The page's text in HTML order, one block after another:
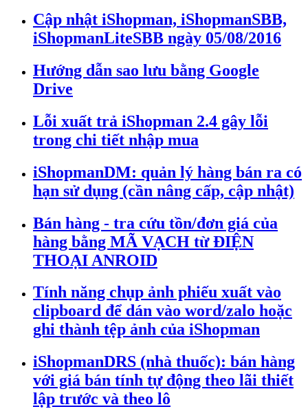
Cập nhật iShopman, iShopmanSBB,
iShopmanLiteSBB ngày 05/08/2016
Hướng dẫn sao lưu bằng Google
Drive
Lỗi xuất trả iShopman 2.4 gây lỗi
trong chi tiết nhập mua
iShopmanDM: quản lý hàng bán ra có
hạn sử dụng (cần nâng cấp, cập nhật)
Bán hàng - tra cứu tồn/đơn giá của
hàng bằng MÃ VẠCH từ ĐIỆN
THOẠI ANROID
Tính năng chụp ảnh phiếu xuất vào
clipboard để dán vào word/zalo hoặc
ghi thành tệp ảnh của iShopman
iShopmanDRS (nhà thuốc): bán hàng
với giá bán tính tự động theo lãi thiết
lập trước và theo lô